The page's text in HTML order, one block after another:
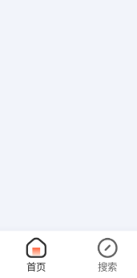
首页 搜索